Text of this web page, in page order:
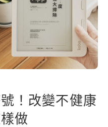
！改變不健康
做